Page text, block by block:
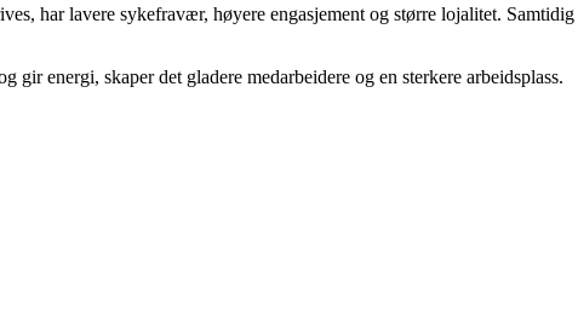
har lavere sykefravær, høyere engasjement og større lojalitet. Samtidig
energi, skaper det gladere medarbeidere og en sterkere arbeidsplass.